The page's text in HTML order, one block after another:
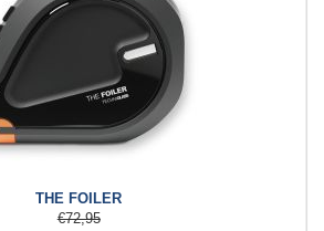
THE FOILER
€72,95